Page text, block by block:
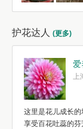
护花达人 (更多)
爱
这里是花儿成长
享受百花吐蕊的芬